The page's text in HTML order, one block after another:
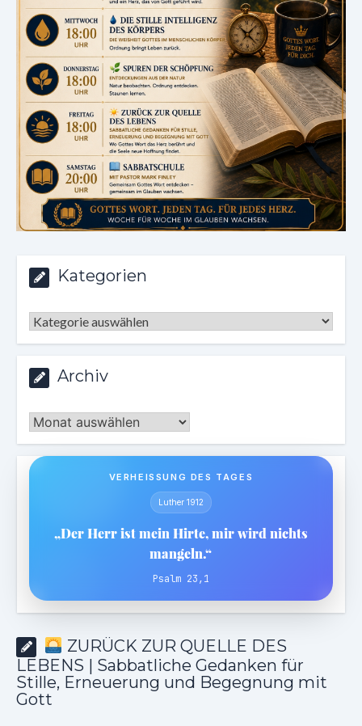
Kategorien
Kategorien
Archiv
Archiv
VERHEISSUNG DES TAGES
Luther 1912
„Der Herr ist mein Hirte, mir wird nichts
mangeln.“
Psalm 23,1
ZURÜCK ZUR QUELLE DES
LEBENS | Sabbatliche Gedanken für
Stille, Erneuerung und Begegnung mit
Gott